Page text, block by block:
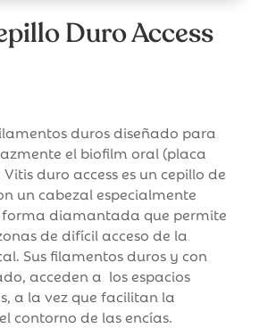
Duro Access
duros diseñado para
el biofilm oral (placa
duro access es un cepillo de
un cabezal especialmente
forma diamantada que permite
de difícil acceso de la
Sus filamentos duros y con
acceden a los espacios
a la vez que facilitan la
contorno de las encías.